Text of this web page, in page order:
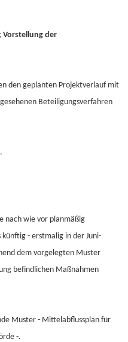
Vorstellung der
den geplanten Projektverlauf mit
Beteiligungsverfahren
nach wie vor planmäßig
künftig - erstmalig in der Juni-
dem vorgelegten Muster
befindlichen Maßnahmen
Muster - Mittelabflussplan für
-.